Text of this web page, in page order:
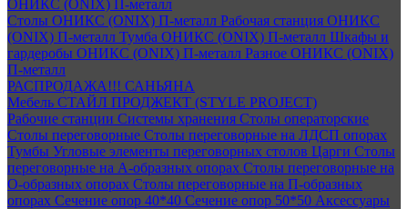
ОНИКС (ONIX) П-металл
Столы ОНИКС (ONIX) П-металл Рабочая станция ОНИКС
(ONIX) П-металл Тумба ОНИКС (ONIX) П-металл Шкафы и
гардеробы ОНИКС (ONIX) П-металл Разное ОНИКС (ONIX)
П-металл
РАСПРОДАЖА!!! САНЬЯНА
Мебель СТАЙЛ ПРОДЖЕКТ (STYLE PROJECT)
Рабочие станции Системы хранения Столы операторские
Столы переговорные Столы переговорные на ЛДСП опорах
Тумбы Угловые элементы переговорных столов Царги Столы
переговорные на А-образных опорах Столы переговорные на
О-образных опорах Столы переговорные на П-образных
опорах Сечение опор 40*40 Сечение опор 50*50 Аксессуары